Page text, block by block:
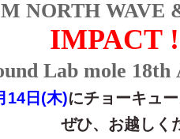
NORTH WAVE
IMPACT
Lab mole
14日(木)にチョーキュ
ぜひ、お越しく